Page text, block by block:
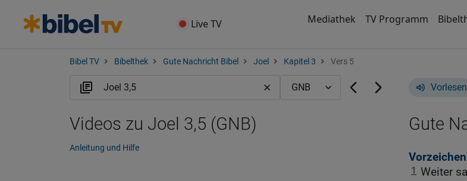
Live TV Mediathek TV Programm
Bibel TV Bibelthek Gute Nachricht Bibel Joel Kapitel 3 Vers 5
Vorlesen
Gute
1 Weiter
Videos zu Joel 3,5 (GNB)
Anleitung und Hilfe